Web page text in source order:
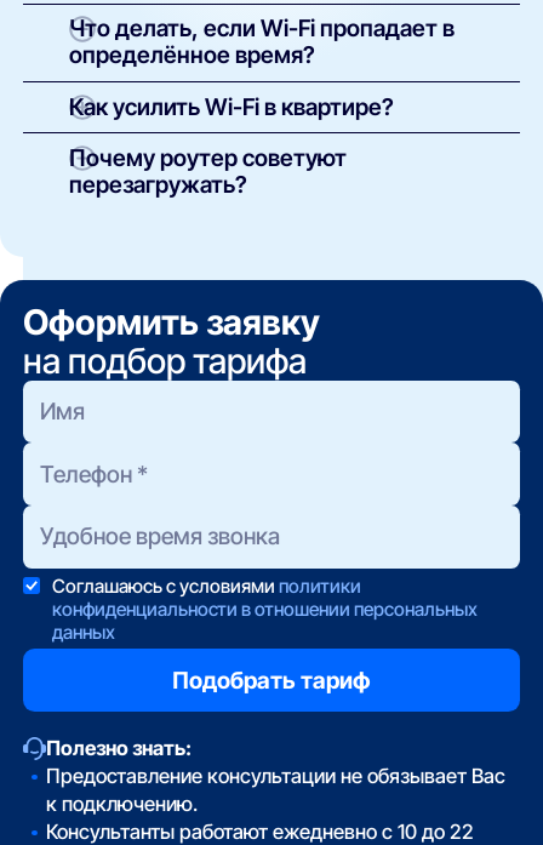
Комплект «подключился и живёшь»: мастер
настроит сеть, задаст пароль, проверит
скорость по всей квартире.
Что делать, если Wi-Fi пропадает в
определённое время?
Иногда виноваты помехи: микроволновка,
радионяня, Bluetooth-колонки бьют по 2.4 ГГц.
Переставьте роутер и переведите важные
устройства на 5 ГГц.
Как усилить Wi-Fi в квартире?
Репитер за пару тысяч закрывает одну
проблемную комнату; меш — всю квартиру.
Провод к стационарным устройствам (ТВ, ПК)
Почему роутер советуют
перезагружать?
Оформить заявку
на подбор тарифа
Соглашаюсь с условиями политики
конфиденциальности в отношении персональных
данных
Полезно знать:
Предоставление консультации не обязывает Вас
к подключению.
Консультанты работают ежедневно с 10 до 22